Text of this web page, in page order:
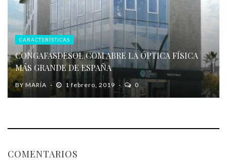
CARACTERÍSTICAS
CONGAFASDESOL.COM ABRE LA ÓPTICA FÍSICA
MÁS GRANDE DE ESPAÑA
BY MARÍA 1 febrero, 2019 0
COMENTARIOS